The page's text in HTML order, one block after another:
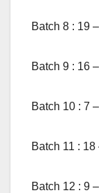
Batch 8 : 19
Batch 9 : 16
Batch 10 : 7
Batch 11 :
Batch 12 : 9